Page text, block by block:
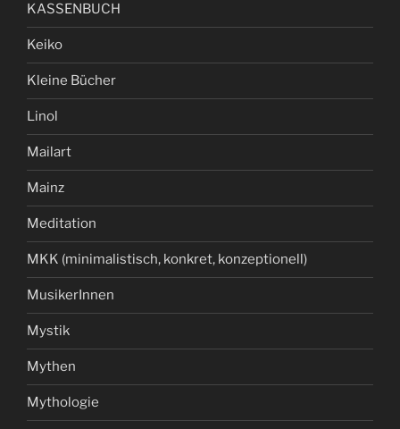
KASSENBUCH
Keiko
Kleine Bücher
Linol
Mailart
Mainz
Meditation
MKK (minimalistisch, konkret, konzeptionell)
MusikerInnen
Mystik
Mythen
Mythologie